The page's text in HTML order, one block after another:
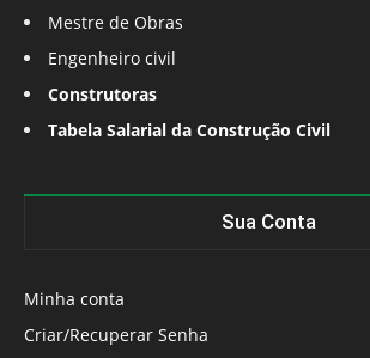
Mestre de Obras
Engenheiro civil
Construtoras
Tabela Salarial da Construção Civil
Sua Conta
Minha conta
Criar/Recuperar Senha